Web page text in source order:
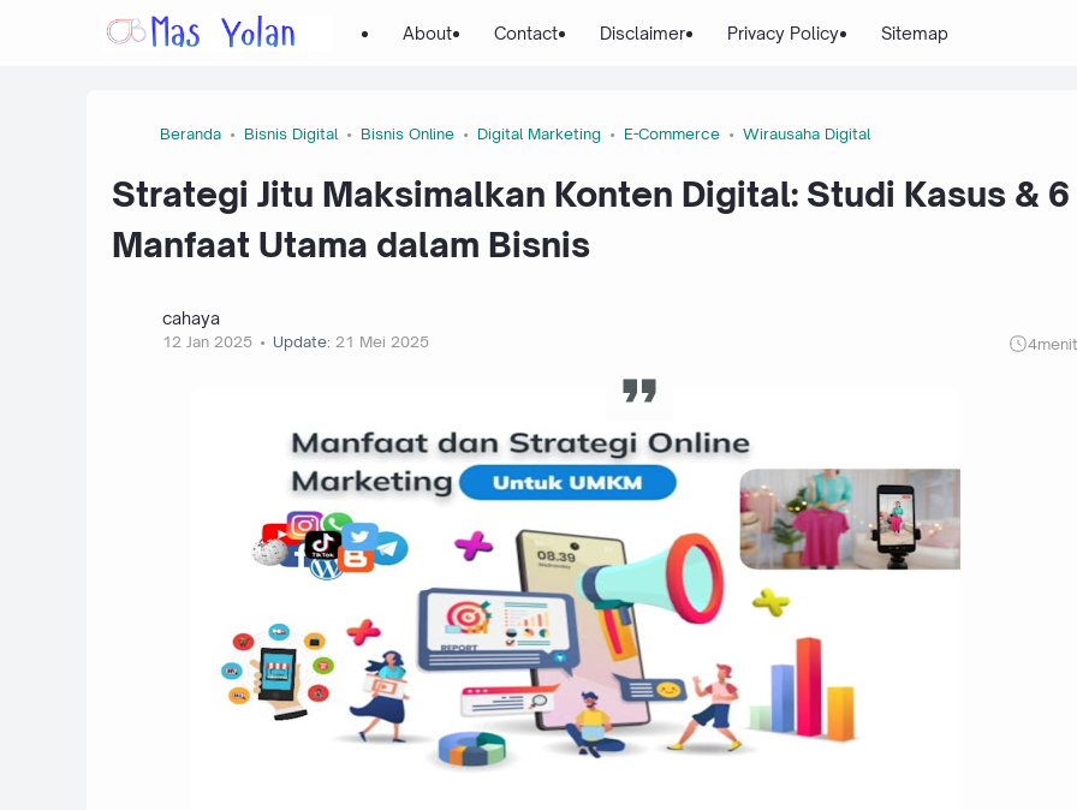
About Contact Disclaimer Privacy Policy Sitemap
Beranda Bisnis Digital Bisnis Online Digital Marketing E-Commerce Wirausaha Digital
Strategi Jitu Maksimalkan Konten Digital: Studi Kasus & 6
Manfaat Utama dalam Bisnis
cahaya
12 Jan 2025 Update: 21 Mei 2025 4